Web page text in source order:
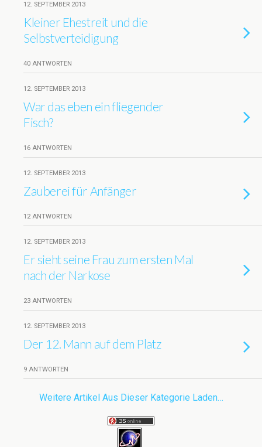
12. SEPTEMBER 2013
Kleiner Ehestreit und die
Selbstverteidigung
40 ANTWORTEN
12. SEPTEMBER 2013
War das eben ein fliegender
Fisch?
16 ANTWORTEN
12. SEPTEMBER 2013
Zauberei für Anfänger
12 ANTWORTEN
12. SEPTEMBER 2013
Er sieht seine Frau zum ersten Mal
nach der Narkose
23 ANTWORTEN
12. SEPTEMBER 2013
Der 12. Mann auf dem Platz
9 ANTWORTEN
Weitere Artikel Aus Dieser Kategorie Laden…